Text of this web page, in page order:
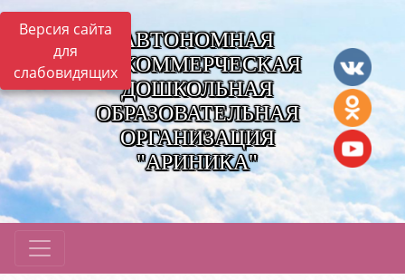
Версия сайта
для
слабовидящих
АВТОНОМНАЯ
НЕКОММЕРЧЕСКАЯ
ДОШКОЛЬНАЯ
ОБРАЗОВАТЕЛЬНАЯ
ОРГАНИЗАЦИЯ
"АРИНИКА"